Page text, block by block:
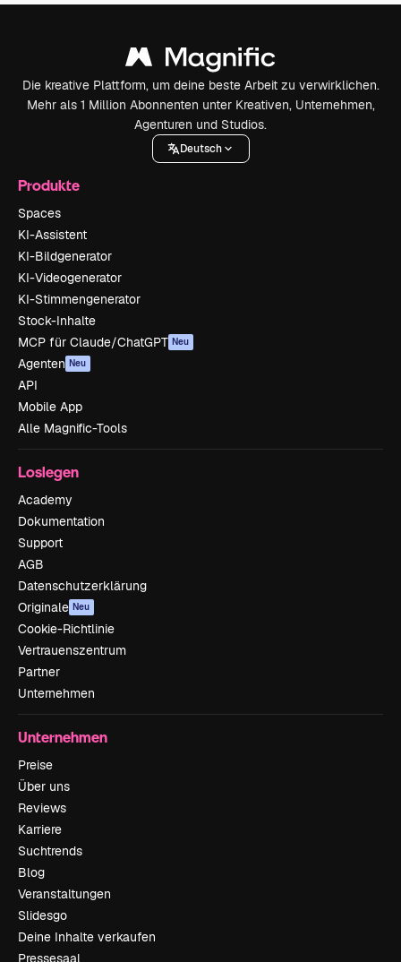
Die kreative Plattform, um deine beste Arbeit zu verwirklichen.
Mehr als 1 Million Abonnenten unter Kreativen, Unternehmen,
Agenturen und Studios.
Deutsch
Produkte
Spaces
KI-Assistent
KI-Bildgenerator
KI-Videogenerator
KI-Stimmengenerator
Stock-Inhalte
MCP für Claude/ChatGPT Neu
Agenten Neu
API
Mobile App
Alle Magnific-Tools
Loslegen
Academy
Dokumentation
Support
AGB
Datenschutzerklärung
Originale Neu
Cookie-Richtlinie
Vertrauenszentrum
Partner
Unternehmen
Unternehmen
Preise
Über uns
Reviews
Karriere
Suchtrends
Blog
Veranstaltungen
Slidesgo
Deine Inhalte verkaufen
Pressesaal